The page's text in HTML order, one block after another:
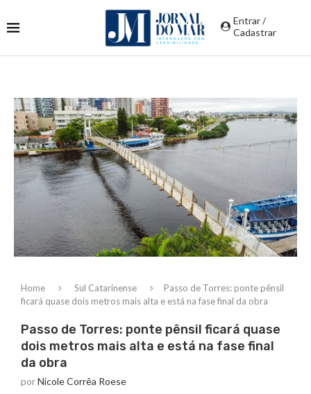
Entrar /
Cadastrar
Home Sul Catarinense
Passo de Torres: ponte pênsil
ficará quase dois metros mais alta e está na fase final da obra
Passo de Torres: ponte pênsil ficará quase
dois metros mais alta e está na fase final
da obra
porNicole Corrêa Roese